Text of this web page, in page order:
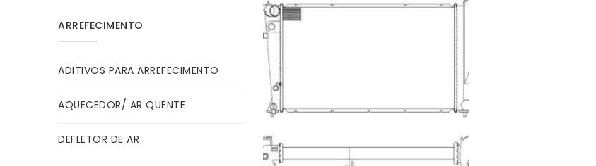
ARREFECIMENTO
ADITIVOS PARA ARREFECIMENTO
AQUECEDOR/ AR QUENTE
DEFLETOR DE AR